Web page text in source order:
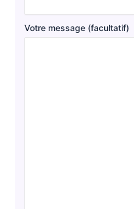
Votre message (facultatif)